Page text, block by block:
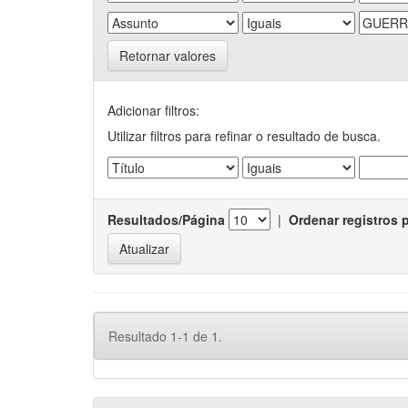
Retornar valores
Adicionar filtros:
Utilizar filtros para refinar o resultado de busca.
Resultados/Página | Ordenar registros
Resultado 1-1 de 1.